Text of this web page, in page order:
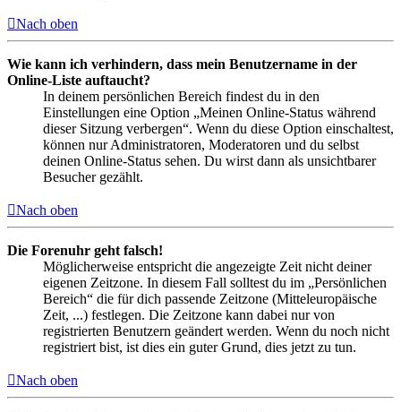
Nach oben
Wie kann ich verhindern, dass mein Benutzername in der
Online-Liste auftaucht?
In deinem persönlichen Bereich findest du in den
Einstellungen eine Option „Meinen Online-Status während
dieser Sitzung verbergen“. Wenn du diese Option einschaltest,
können nur Administratoren, Moderatoren und du selbst
deinen Online-Status sehen. Du wirst dann als unsichtbarer
Besucher gezählt.
Nach oben
Die Forenuhr geht falsch!
Möglicherweise entspricht die angezeigte Zeit nicht deiner
eigenen Zeitzone. In diesem Fall solltest du im „Persönlichen
Bereich“ die für dich passende Zeitzone (Mitteleuropäische
Zeit, ...) festlegen. Die Zeitzone kann dabei nur von
registrierten Benutzern geändert werden. Wenn du noch nicht
registriert bist, ist dies ein guter Grund, dies jetzt zu tun.
Nach oben